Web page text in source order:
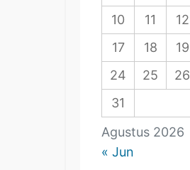
Agustus 2026
10
11 12
17
18 19
24
25 26
31
« Jun